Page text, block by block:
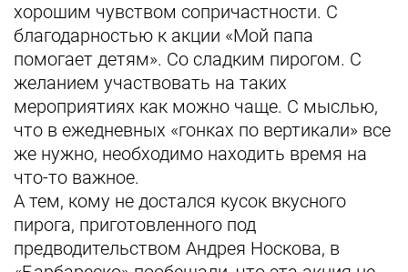
хорошим чувством сопричастности. С
благодарностью к акции «Мой папа
помогает детям». Со сладким пирогом. С
желанием участвовать на таких
мероприятиях как можно чаще. С мыслью,
что в ежедневных «гонках по вертикали» все
же нужно, необходимо находить время на
что-то важное.
А тем, кому не достался кусок вкусного
пирога, приготовленного под
предводительством Андрея Носкова, в